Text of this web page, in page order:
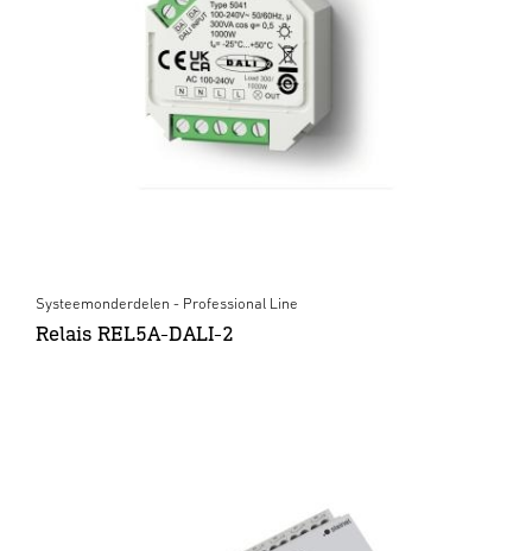
Systeemonderdelen - Professional Line
Relais REL5A-DALI-2